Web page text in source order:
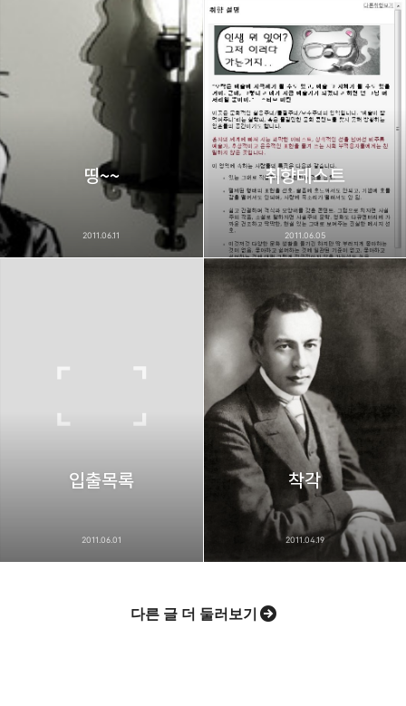
thebravepost.com
bravesjb@gmail.com, South Korea, Since 2004
카카오톡 라인 트위터
네이버 블로그
띵~~
2011.06.11
취향테스트
2011.06.05
입출목록
2011.06.01
착각
2011.04.19
다른 글 더 둘러보기